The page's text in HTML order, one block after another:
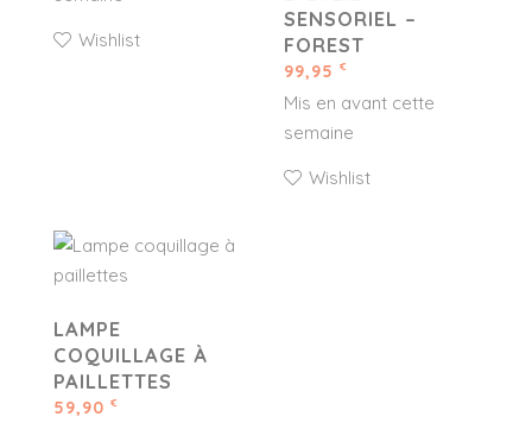
Wishlist
SENSORIEL –
FOREST
99,95 €
Mis en avant cette
semaine
Wishlist
LAMPE
COQUILLAGE À
PAILLETTES
59,90 €